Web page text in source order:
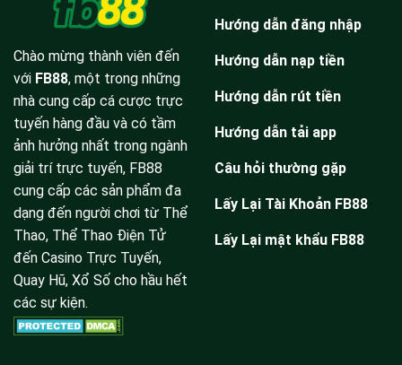
Chào mừng thành viên đến
với FB88, một trong những
nhà cung cấp cá cược trực
tuyến hàng đầu và có tầm
ảnh hưởng nhất trong ngành
giải trí trực tuyến, FB88
cung cấp các sản phẩm đa
dạng đến người chơi từ Thể
Thao, Thể Thao Điện Tử
đến Casino Trực Tuyến,
Quay Hũ, Xổ Số cho hầu hết
các sự kiện.
Hướng dẫn đăng nhập
Hướng dẫn nạp tiền
Hướng dẫn rút tiền
Hướng dẫn tải app
Câu hỏi thường gặp
Lấy Lại Tài Khoản FB88
Lấy Lại mật khẩu FB88